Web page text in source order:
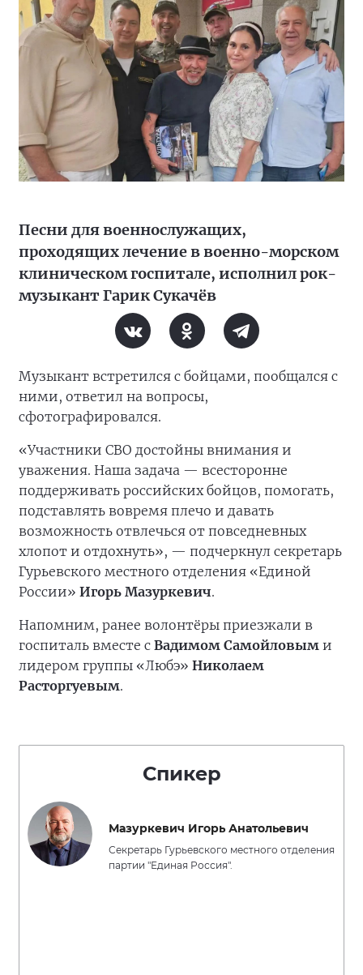
Песни для военнослужащих,
проходящих лечение в военно-морском
клиническом госпитале, исполнил рок-
музыкант Гарик Сукачёв
Музыкант встретился с бойцами, пообщался с
ними, ответил на вопросы,
сфотографировался.
«Участники СВО достойны внимания и
уважения. Наша задача — всесторонне
поддерживать российских бойцов, помогать,
подставлять вовремя плечо и давать
возможность отвлечься от повседневных
хлопот и отдохнуть», — подчеркнул секретарь
Гурьевского местного отделения «Единой
России» Игорь Мазуркевич.
Напомним, ранее волонтёры приезжали в
госпиталь вместе с Вадимом Самойловым и
лидером группы «Любэ» Николаем
Расторгуевым.
Спикер
Мазуркевич Игорь Анатольевич
Секретарь Гурьевского местного отделения
партии "Единая Россия".